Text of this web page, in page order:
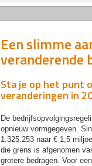
Een slimme
veranderende
Sta je op het punt
veranderingen in
De
opnieuw vormgegeven.
1.325.253 naar € 1,5
die grens is afgenomen
grotere bedragen. Voor